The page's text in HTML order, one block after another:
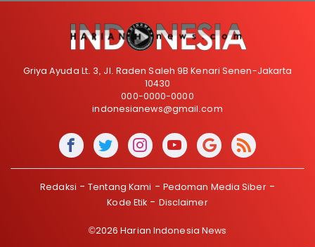
Griya Ayuda Lt. 3, Jl. Raden Saleh 9B Kenari Senen-Jakarta
10430
000-0000-0000
indonesianews@gmail.com
Redaksi Tentang Kami
Pedoman Media Siber
Kode Etik
Disclaimer
©2026 Harian Indonesia News